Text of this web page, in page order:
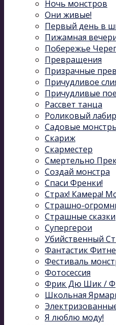
Ночь монстров
Они живые!
Первый день в
Пижамная
Побережье
Превращения
Призрачные
Причудливое
Причудливые
Рассвет танца
Роликовый
Садовые
Скариж
Скарместер
Смертельно
Создай монстра
Спаси Френки!
Страх! Камера!
Страшно-
Страшные сказки
Супергерои
Убийственный
Фантастик
Фестиваль
Фотосессия
Фрик Дю Шик /
Школьная
Я люблю моду!